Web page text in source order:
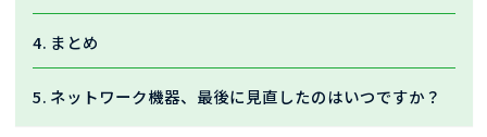
まとめ
ネットワーク機器、最後に見直したのはいつですか？